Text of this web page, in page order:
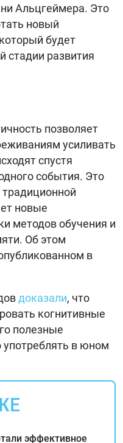
Альцгеймера. Это
новый
будет
стадии развития
позволяет
усиливать
спустя
события. Это
новые
методов обучения и
Об этом
в
доказали, что
когнитивные
полезные
употреблять в юном
эффективное